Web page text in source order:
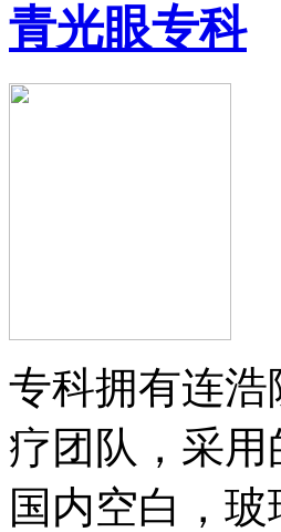
青光眼专科
专科拥有连
疗团队，采
国内空白，